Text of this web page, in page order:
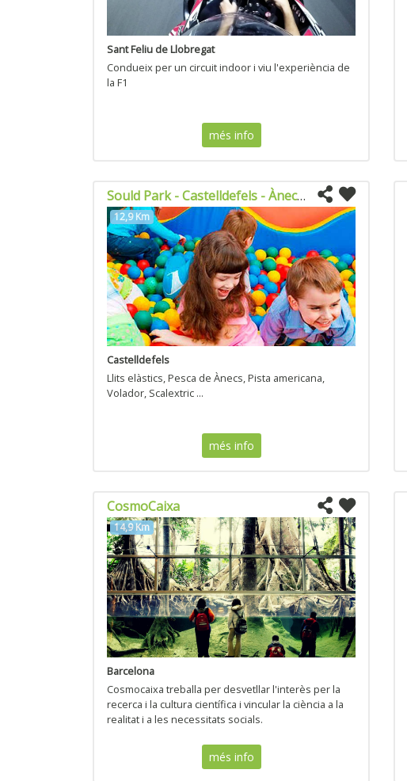
Sant Feliu de Llobregat
Condueix per un circuit indoor i viu l'experiència de
la F1
més info
Sould Park - Castelldefels - Ànec blau
12,9 Km
Castelldefels
Llits elàstics, Pesca de Ànecs, Pista americana,
Volador, Scalextric ...
més info
CosmoCaixa
14,9 Km
Barcelona
Cosmocaixa treballa per desvetllar l'interès per la
recerca i la cultura científica i vincular la ciència a la
realitat i a les necessitats socials.
més info